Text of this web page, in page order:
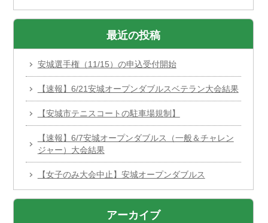
最近の投稿
安城選手権（11/15）の申込受付開始
【速報】6/21安城オープンダブルスベテラン大会結果
【安城市テニスコートの駐車場規制】
【速報】6/7安城オープンダブルス（一般＆チャレン
ジャー）大会結果
【女子のみ大会中止】安城オープンダブルス
アーカイブ